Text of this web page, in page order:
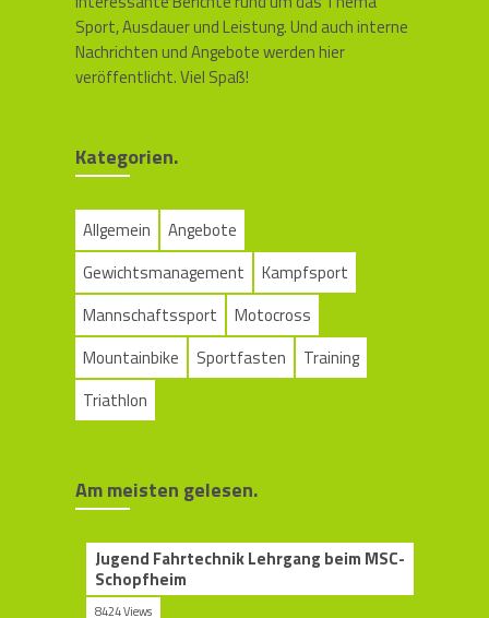
Sport, Ausdauer und Leistung. Und auch interne
Nachrichten und Angebote werden hier
veröffentlicht. Viel Spaß!
Kategorien.
Allgemein
Angebote
Gewichtsmanagement
Kampfsport
Mannschaftssport
Motocross
Mountainbike
Sportfasten
Training
Triathlon
Am meisten gelesen.
Jugend Fahrtechnik Lehrgang beim MSC-
Schopfheim
8424 Views